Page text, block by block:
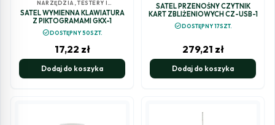
NARZĘDZIA, TESTERY I
POZOSTAŁE
SATEL WYMIENNA KLAWIATURA
Z PIKTOGRAMAMI GKX-1
check_circleDOSTĘPNY 50SZT.
17,22 zł
Dodaj do koszyka
POZOSTAŁE
SATEL PRZENOŚNY CZYTNIK
KART ZBLIŻENIOWYCH CZ-USB-1
check_circleDOSTĘPNY 17SZT.
279,21 zł
Dodaj do koszyka